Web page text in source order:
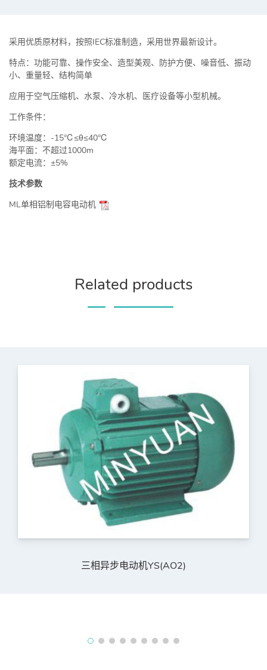
采用优质原材料，按照IEC标准制造，采用世界最新设计。
特点：功能可靠、操作安全、造型美观、防护方便、噪音低、振动
小、重量轻、结构简单
应用于空气压缩机、水泵、冷水机、医疗设备等小型机械。
工作条件：
环境温度：-15℃≤θ≤40℃
海平面：不超过1000m
额定电流：±5%
技术参数
ML单相铝制电容电动机
Related products
三相异步电动机YS(AO2)